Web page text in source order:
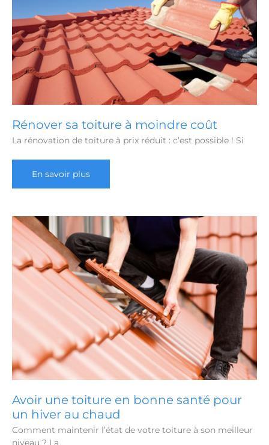
Rénover sa toiture à moindre coût
La rénovation de toiture à prix réduit : c’est possible ! Si
Rénover
toiture
coût
En savoir plus
Avoir une toiture en bonne santé pour
un hiver au chaud
Comment maintenir l’état de votre toiture à son meilleur
niveau ? La